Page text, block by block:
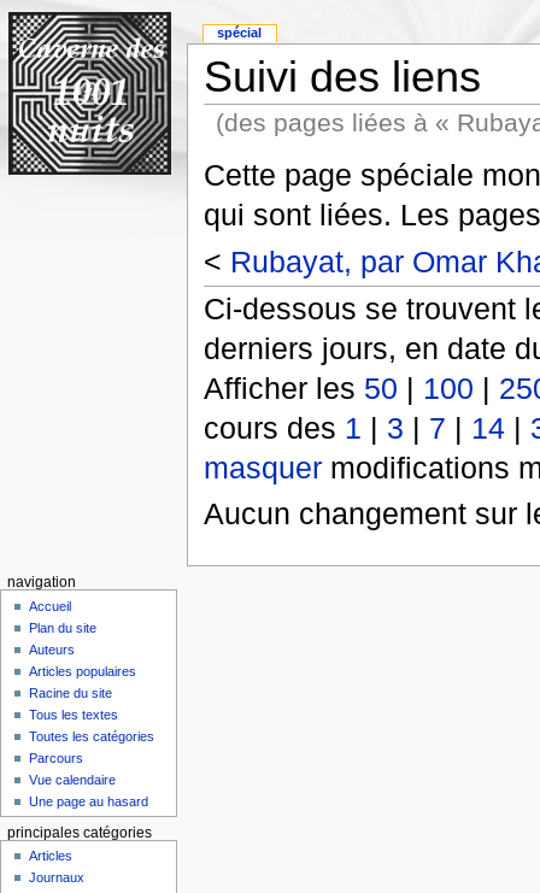
Suivi des liens
(des pages liées à «
Cette page spéciale
qui sont liées. Les
< Rubayat, par Omar
Ci-dessous se trouvent
derniers jours, en date
Afficher les 50 | 100 |
cours des 1 | 3 | 7 | 14|
masquermodifications
Aucun changement sur
spécial
navigation
Accueil
Plan du site
Auteurs
Articles populaires
Racine du site
Tous les textes
Toutes les catégories
Parcours
Vue calendaire
Une page au hasard
principales catégories
Articles
Journaux